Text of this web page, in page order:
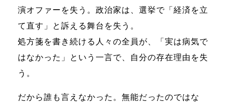
演オファーを失う。政治家は、選挙で「経済を立
て直す」と訴える舞台を失う。
処方箋を書き続ける人々の全員が、「実は病気で
はなかった」という一言で、自分の存在理由を失
う。
だから誰も言えなかった。無能だったのではな